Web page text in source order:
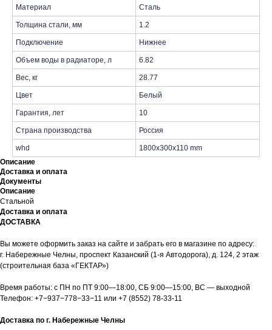
Материал Сталь
Толщина стали, мм 1.2
Подключение Нижнее
Объем воды в радиаторе, л 6.82
Вес, кг 28.77
Цвет Белый
Гарантия, лет 10
Страна производства Россия
whd
1800x300x110 mm
Описание
Доставка и оплата
Документы
Описание
Стальной
Доставка и оплата
ДОСТАВКА
Вы можете оформить заказ на сайте и забрать его в магазине по адресу:
г. Набережные Челны, проспект Казанский (1-я Автодорога), д. 124, 2 этаж
(строительная база «ГЕКТАР»)
Время работы: с ПН по ПТ 9:00—18:00, СБ 9:00—15:00, ВС — выходной
Телефон: +7−937−778−33−11 или +7 (8552) 78-33-11
Доставка по г. Набережные Челны